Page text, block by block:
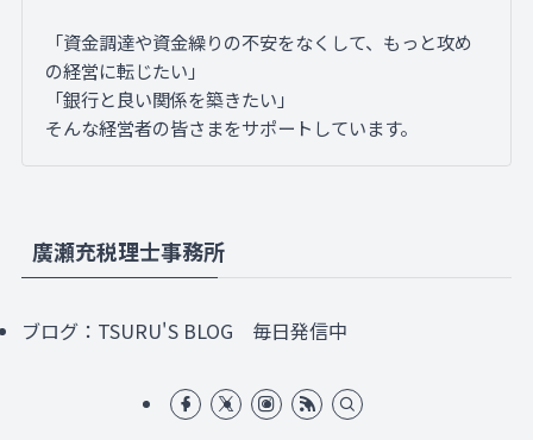
「資金調達や資金繰りの不安をなくして、もっと攻め
の経営に転じたい」
「銀行と良い関係を築きたい」
そんな経営者の皆さまをサポートしています。
廣瀬充税理士事務所
ブログ： TSURU'S BLOG 毎日発信中